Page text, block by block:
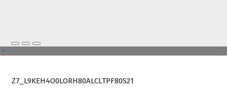
Z7_L9KEH4O0LORH80ALCLTPF80S21